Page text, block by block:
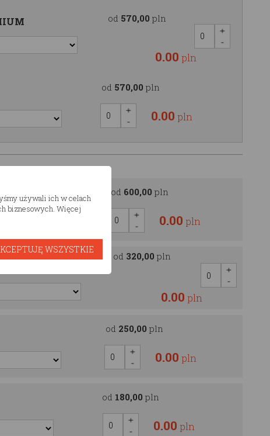
od 570,00 pln
0.00 pln
od 570,00 pln
0.00 pln
od 600,00 pln
0.00 pln
od 320,00 pln
0.00 pln
od 250,00 pln
0.00 pln
od 180,00 pln
0.00 pln
używali ich w celach
biznesowych. Więcej
WSZYSTKIE